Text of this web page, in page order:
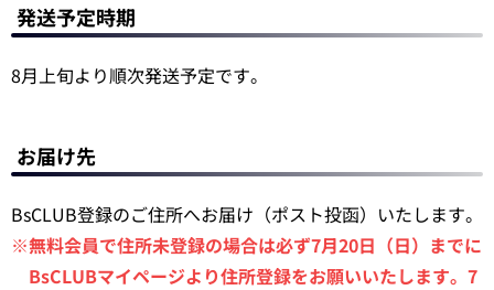
発送予定時期
8月上旬より順次発送予定です。
お届け先
BsCLUB登録のご住所へお届け（ポスト投函）いたします。
※無料会員で住所未登録の場合は必ず7月20日（日）までに
BsCLUBマイページより住所登録をお願いいたします。7